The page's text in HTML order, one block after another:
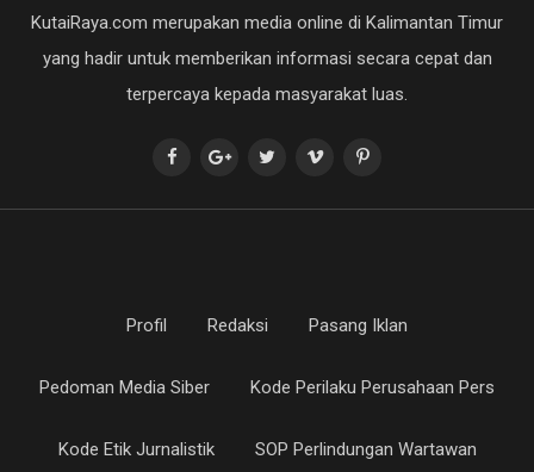
KutaiRaya.com merupakan media online di Kalimantan Timur
yang hadir untuk memberikan informasi secara cepat dan
terpercaya kepada masyarakat luas.
Profil Redaksi Pasang Iklan
Pedoman Media Siber Kode Perilaku Perusahaan Pers
Kode Etik Jurnalistik SOP Perlindungan Wartawan